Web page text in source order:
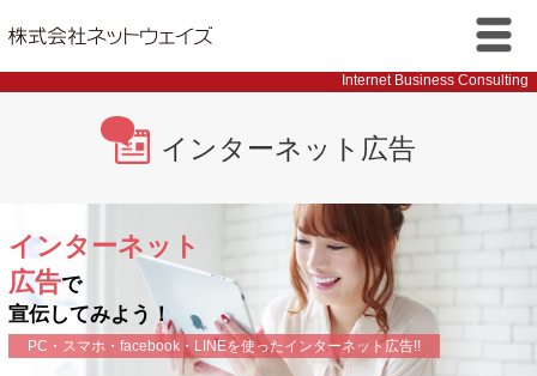
メニ
ュー
Internet Business Consulting
インターネット広告
インターネット
広告で
宣伝してみよう！
PC・スマホ・facebook・LINEを使ったインターネット広告!!